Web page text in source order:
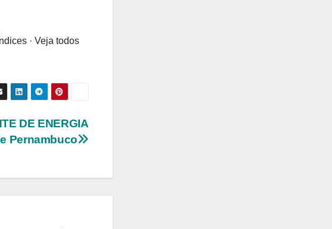
· Veja todos
DE ENERGIA
Pernambuco